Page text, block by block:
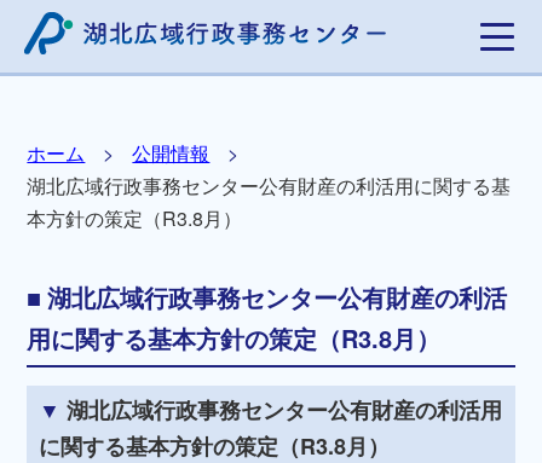
ホーム
公開情報
湖北広域行政事務センター公有財産の利活用に関する基
本方針の策定（R3.8月）
湖北広域行政事務センター公有財産の利活
用に関する基本方針の策定（R3.8月）
湖北広域行政事務センター公有財産の利活用
に関する基本方針の策定（R3.8月）